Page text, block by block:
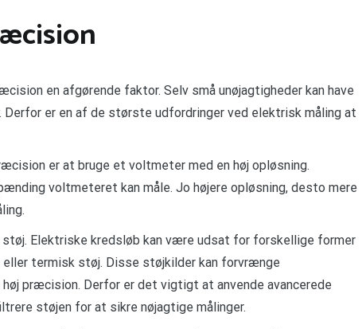
en afgørende faktor. Selv små unøjagtigheder kan have
er en af de største udfordringer ved elektrisk måling at
er at bruge et voltmeter med en høj opløsning.
voltmeteret kan måle. Jo højere opløsning, desto mere
støj. Elektriske kredsløb kan være udsat for forskellige former
termisk støj. Disse støjkilder kan forvrænge
præcision. Derfor er det vigtigt at anvende avancerede
støjen for at sikre nøjagtige målinger.